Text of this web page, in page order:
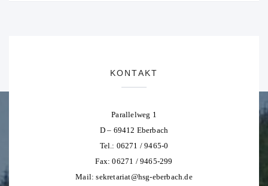
KONTAKT
Parallelweg 1
D – 69412 Eberbach
Tel.: 06271 / 9465-0
Fax: 06271 / 9465-299
Mail:sekretariat@hsg-eberbach.de